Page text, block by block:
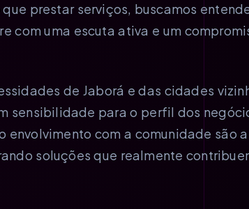
prestar serviços, buscamos
com uma escuta ativa e um
de Jaborá e das cidades
sensibilidade para o perfil dos
com a comunidade são
soluções que realmente